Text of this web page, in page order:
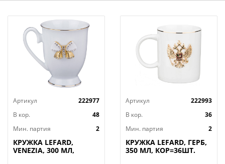
жене, лучшей подруге на день рождения, новый год,
новоселье, юбилей, просто так без повода.
Артикул
222977
В кор.
48
Мин. партия
2
КРУЖКА LEFARD,
VENEZIA, 300 МЛ,
Артикул
222993
В кор.
36
Мин. партия
2
КРУЖКА LEFARD, ГЕРБ,
350 МЛ, КОР=36ШТ.